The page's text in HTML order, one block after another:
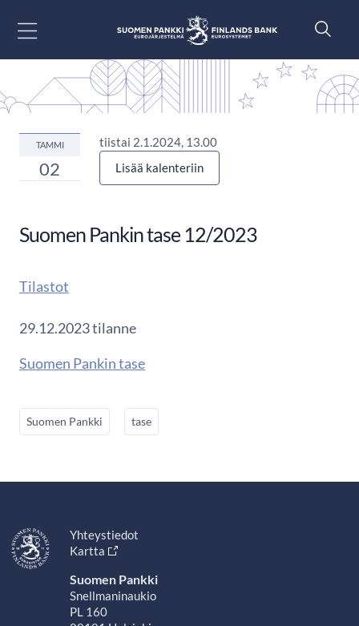
TAMMI
02
tiistai 2.1.2024, 13.00
Lisää kalenteriin
Suomen Pankin tase 12/2023
Tilastot
29.12.2023 tilanne
Suomen Pankin tase
Suomen Pankki tase
Yhteystiedot
Kartta
Suomen Pankki
Snellmaninaukio
PL 160